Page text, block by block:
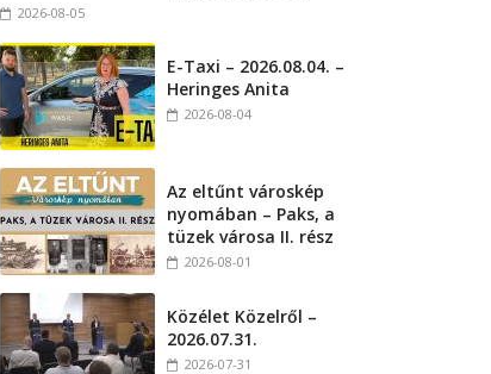
2026-08-05
E-Taxi – 2026.08.04. –
Heringes Anita
2026-08-04
Az eltűnt városkép
nyomában – Paks, a
tüzek városa II. rész
2026-08-01
Közélet Közelről –
2026.07.31.
2026-07-31